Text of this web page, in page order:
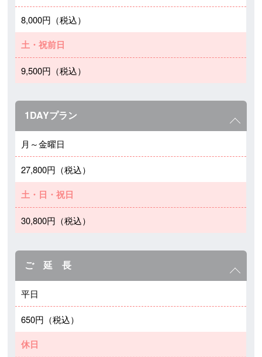
8,000円（税込）
土・祝前日
9,500円（税込）
1DAYプラン
月～金曜日
27,800円（税込）
土・日・祝日
30,800円（税込）
ご 延 長
平日
650円（税込）
休日